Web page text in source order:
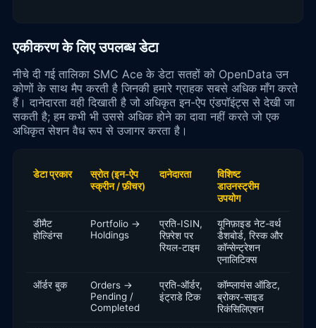
एकीकरण के लिए उपलब्ध डेटा
नीचे दी गई तालिका SMC Ace के डेटा सतहों को OpenData उन
कोणों के साथ मैप करती है जिनकी हमारे ग्राहक सबसे अधिक माँग करते
हैं। दानेदारता वही दिखाती है जो अधिकृत इन-ऐप एंडपॉइंट्स से देखी जा
सकती है; हम कभी भी उससे अधिक होने का दावा नहीं करते जो एक
अधिकृत सेशन वैध रूप से उजागर करता है।
डेटा प्रकार
स्रोत (इन-ऐप
स्क्रीन / फ़ीचर)
दानेदारता
विशिष्ट
डाउनस्ट्रीम
उपयोग
डीमैट
होल्डिंग्स
Portfolio →
Holdings
प्रति-ISIN,
रिफ़्रेश पर
रियल-टाइम
यूनिफ़ाइड नेट-वर्थ
डैशबोर्ड, रिस्क और
कॉन्सेन्ट्रेशन
एनालिटिक्स
ऑर्डर बुक
Orders →
Pending /
Completed
प्रति-ऑर्डर,
इंट्राडे टिक
कॉम्प्लायंस ऑडिट,
ब्रोकर-साइड
रिकंसिलिएशन